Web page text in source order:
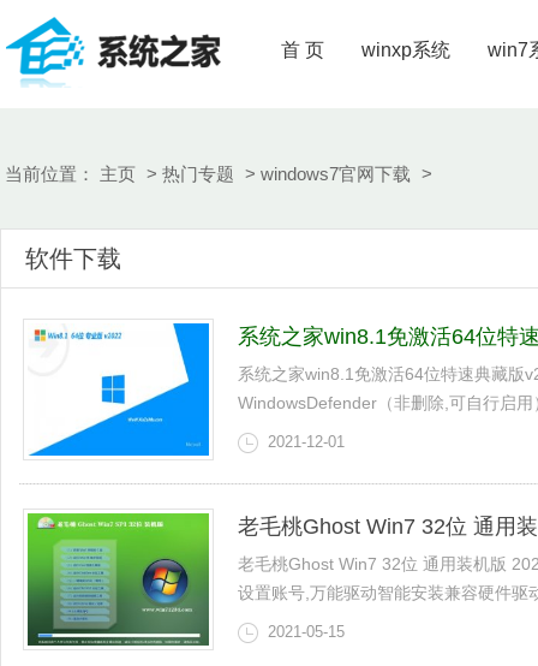
首 页 winxp系统 win7
当前位置： 主页 > 热门专题 > windows7官网下载 >
软件下载
系统之家win8.1免激活64位特
系统之家win8.1免激活64位特速典藏版
WindowsDefender（非删除,可自行启
2021-12-01
老毛桃Ghost Win7 32位 通用
老毛桃Ghost Win7 32位 通用装机版
设置账号,万能驱动智能安装兼容硬件驱
2021-05-15